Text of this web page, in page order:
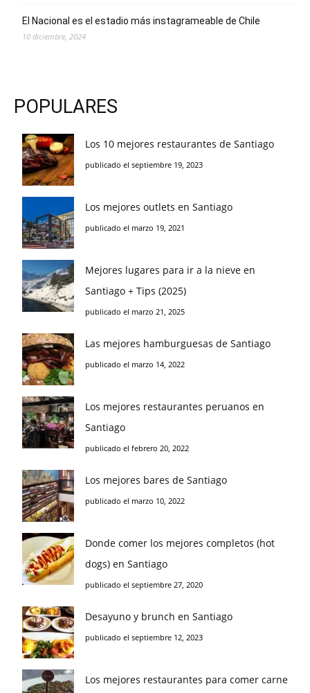
El Nacional es el estadio más instagrameable de Chile
10 diciembre, 2024
POPULARES
Los 10 mejores restaurantes de Santiago
publicado el septiembre 19, 2023
Los mejores outlets en Santiago
publicado el marzo 19, 2021
Mejores lugares para ir a la nieve en
Santiago + Tips (2025)
publicado el marzo 21, 2025
Las mejores hamburguesas de Santiago
publicado el marzo 14, 2022
Los mejores restaurantes peruanos en
Santiago
publicado el febrero 20, 2022
Los mejores bares de Santiago
publicado el marzo 10, 2022
Donde comer los mejores completos (hot
dogs) en Santiago
publicado el septiembre 27, 2020
Desayuno y brunch en Santiago
publicado el septiembre 12, 2023
Los mejores restaurantes para comer carne